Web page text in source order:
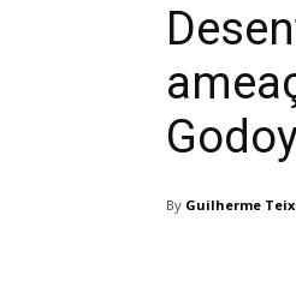
By Guilherme